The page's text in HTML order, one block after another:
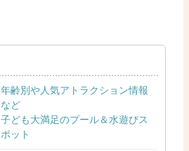
年齢別や人気アトラクション情報
など
子ども大満足のプール＆水遊びス
ポット